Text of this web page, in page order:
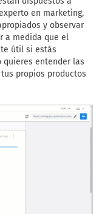
en marketing,
y observar
a medida que el
útil si estás
quieres entender las
propios productos